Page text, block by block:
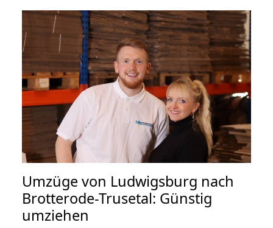
Umzüge von Ludwigsburg nach
Brotterode-Trusetal: Günstig
umziehen